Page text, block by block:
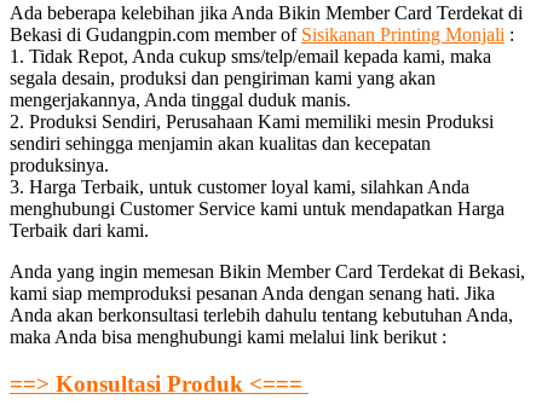
Ada beberapa kelebihan jika Anda Bikin Member Card Terdekat di
Bekasi di Gudangpin.com member of Sisikanan Printing Monjali :
1. Tidak Repot, Anda cukup sms/telp/email kepada kami, maka
segala desain, produksi dan pengiriman kami yang akan
mengerjakannya, Anda tinggal duduk manis.
2. Produksi Sendiri, Perusahaan Kami memiliki mesin Produksi
sendiri sehingga menjamin akan kualitas dan kecepatan
produksinya.
3. Harga Terbaik, untuk customer loyal kami, silahkan Anda
menghubungi Customer Service kami untuk mendapatkan Harga
Terbaik dari kami.
Anda yang ingin memesan Bikin Member Card Terdekat di Bekasi,
kami siap memproduksi pesanan Anda dengan senang hati. Jika
Anda akan berkonsultasi terlebih dahulu tentang kebutuhan Anda,
maka Anda bisa menghubungi kami melalui link berikut :
==> Konsultasi Produk <===